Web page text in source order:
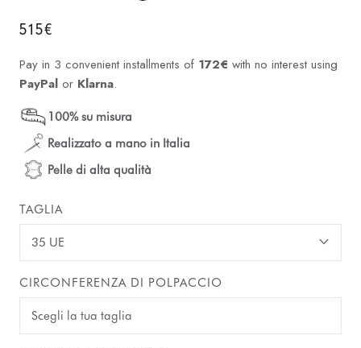
515€
Pay in 3 convenient installments of 172€ with no interest using
PayPal or Klarna.
100% su misura
Realizzato a mano in Italia
Pelle di alta qualità
TAGLIA
35 UE
CIRCONFERENZA DI POLPACCIO